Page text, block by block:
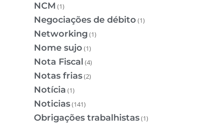
NCM (1)
Negociações de débito (1)
Networking (1)
Nome sujo (1)
Nota Fiscal (4)
Notas frias(2)
Notícia (1)
Noticias(141)
Obrigações trabalhistas(1)